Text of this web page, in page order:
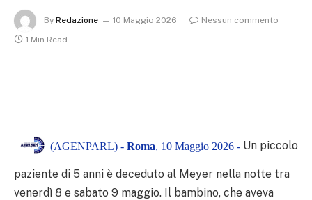
By Redazione 10 Maggio 2026
Nessun commento
1 Min Read
(AGENPARL) - Roma, 10 Maggio 2026 - Un piccolo
paziente di 5 anni è deceduto al Meyer nella notte tra
venerdì 8 e sabato 9 maggio. Il bambino, che aveva